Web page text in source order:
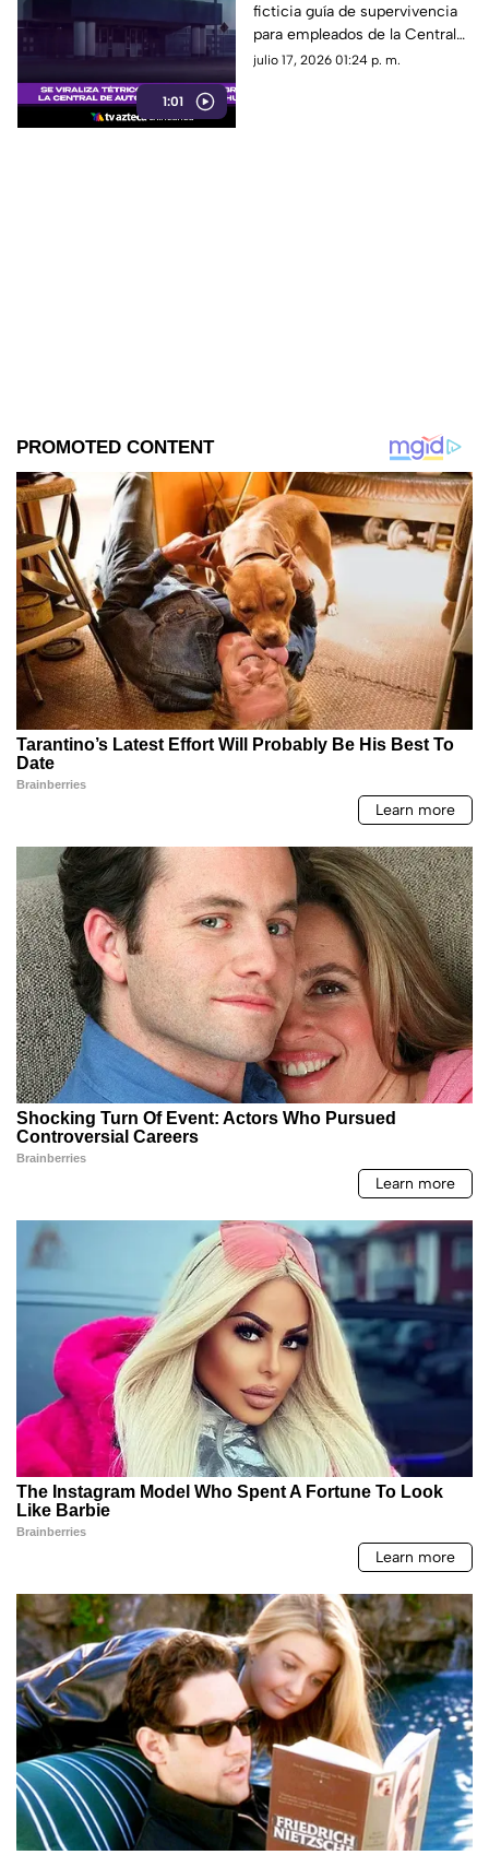
1:01
causa furor en redes
sociales
ficticia guía de supervivencia
para empleados de la Central
de Autobuses de Chihuahua ha
julio 17, 2026 01:24 p. m.